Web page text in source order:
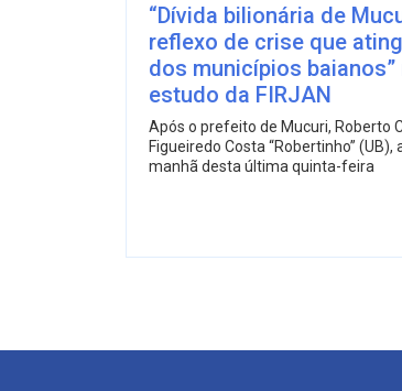
“Dívida bilionária de
reflexo de crise que
dos municípios baianos”
estudo da FIRJAN
Após o prefeito de Mucuri, Roberto
Figueiredo Costa “Robertinho” (UB),
manhã desta última quinta-feira